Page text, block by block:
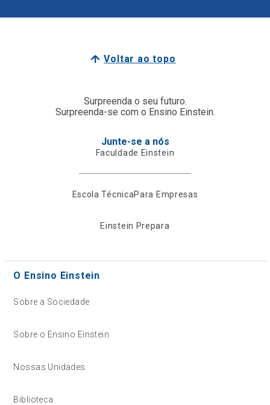
Voltar ao topo
Surpreenda o seu futuro.
Surpreenda-se com o Ensino Einstein.
Junte-se a nós
Faculdade Einstein
Escola TécnicaPara Empresas
Einstein Prepara
O Ensino Einstein
Sobre a Sociedade
Sobre o Ensino Einstein
Nossas Unidades
Biblioteca